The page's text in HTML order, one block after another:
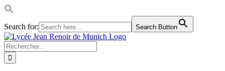
Search for: Search Button
Passer
au
contenu
LinkedIn
Facebook
Instagram
Rss
Rechercher: